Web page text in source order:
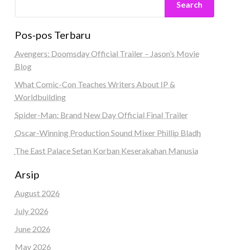
Search
Pos-pos Terbaru
Avengers: Doomsday Official Trailer – Jason’s Movie
Blog
What Comic-Con Teaches Writers About IP &
Worldbuilding
Spider-Man: Brand New Day Official Final Trailer
Oscar-Winning Production Sound Mixer Phillip Bladh
The East Palace Setan Korban Keserakahan Manusia
Arsip
August 2026
July 2026
June 2026
May 2026